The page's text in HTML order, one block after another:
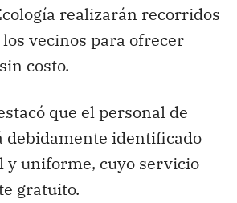
realizarán recorridos
vecinos para ofrecer
costo.
que el personal de
debidamente identificado
y uniforme, cuyo servicio
gratuito.